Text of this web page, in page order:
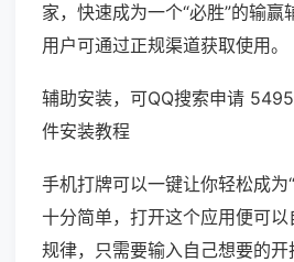
家，快速成为一个“必胜”的输赢
用户可通过正规渠道获取使用。
辅助安装，可QQ搜索申请
件安装教程
手机打牌可以一键让你轻松成为
十分简单，打开这个应用便可
规律，只需要输入自己想要的